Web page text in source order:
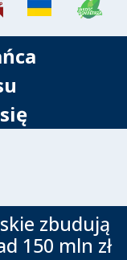
zbudują
150 mln zł